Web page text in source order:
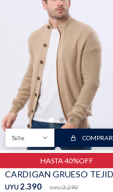
Talle COMPRAR
HASTA 40%OFF
UYU 2.390 UYU 3.290
Buzos
Camperas